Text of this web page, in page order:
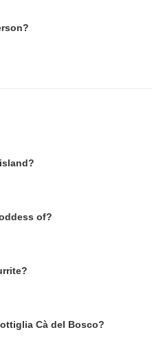
of?
Cà del Bosco?